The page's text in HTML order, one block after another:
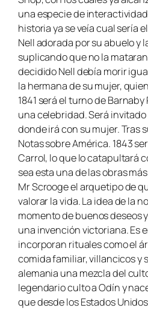
una especie de
historia ya se veía cual sería
Nell adorada por su abuelo y
suplicando que no la
decidido Nell debía morir
la hermana de su mujer,
1841 será el turnode Barnaby
una celebridad. Será invitado
donde irá con su mujer. Tras
Notas sobre América. 1843
Carrol, lo que lo catapultará
sea esta una de las obras
Mr Scrooge el arquetipo de
valorar la vida. La idea de la
momento de buenos deseos
una invención victoriana. Es
incorporan rituales como el
comida familiar, villancicos y
alemania una mezcla del
legendario culto a Odín y
que desde los Estados